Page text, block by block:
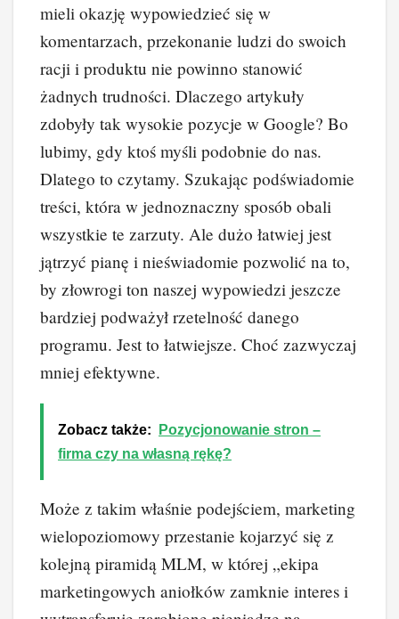
mieli okazję wypowiedzieć się w
komentarzach, przekonanie ludzi do swoich
racji i produktu nie powinno stanowić
żadnych trudności. Dlaczego artykuły
zdobyły tak wysokie pozycje w Google? Bo
lubimy, gdy ktoś myśli podobnie do nas.
Dlatego to czytamy. Szukając podświadomie
treści, która w jednoznaczny sposób obali
wszystkie te zarzuty. Ale dużo łatwiej jest
jątrzyć pianę i nieświadomie pozwolić na to,
by złowrogi ton naszej wypowiedzi jeszcze
bardziej podważył rzetelność danego
programu. Jest to łatwiejsze. Choć zazwyczaj
mniej efektywne.
Zobacz także:
Pozycjonowanie stron –
firma czy na własną rękę?
Może z takim właśnie podejściem, marketing
wielopoziomowy przestanie kojarzyć się z
kolejną piramidą MLM, w której „ekipa
marketingowych aniołków zamknie interes i